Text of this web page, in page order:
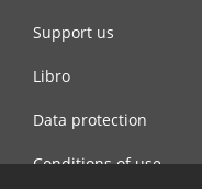
Support us
Libro
Data protection
Conditions of use